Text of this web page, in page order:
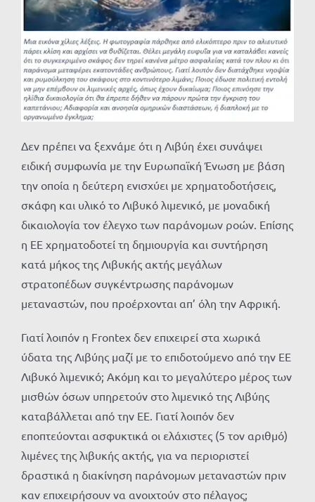
Δεν πρέπει να ξεχνάμε ότι η Λιβύη έχει συνάψει
ειδική συμφωνία με την Ευρωπαϊκή Ένωση με βάση
την οποία η δεύτερη ενισχύει με χρηματοδοτήσεις,
σκάφη και υλικό το Λιβυκό λιμενικό, με μοναδική
δικαιολογία τον έλεγχο των παράνομων ροών. Επίσης
η ΕΕ χρηματοδοτεί τη δημιουργία και συντήρηση
κατά μήκος της Λιβυκής ακτής μεγάλων
στρατοπέδων συγκέντρωσης παράνομων
μεταναστών, που προέρχονται απ’ όλη την Αφρική.
Γιατί λοιπόν η Frontex δεν επιχειρεί στα χωρικά
ύδατα της Λιβύης μαζί με το επιδοτούμενο από την ΕΕ
Λιβυκό λιμενικό; Ακόμη και το μεγαλύτερο μέρος των
μισθών όσων υπηρετούν στο λιμενικό της Λιβύης
καταβάλλεται από την ΕΕ. Γιατί λοιπόν δεν
εποπτεύονται ασφυκτικά οι ελάχιστες (5 τον αριθμό)
λιμένες της λιβυκής ακτής, για να περιοριστεί
δραστικά η διακίνηση παράνομων μεταναστών πριν
καν επιχειρήσουν να ανοιχτούν στο πέλαγος;